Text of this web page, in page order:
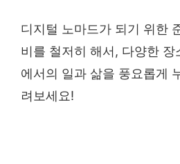
디지털 노마드가 되기 위한
비를 철저히 해서, 다양한 장
에서의 일과 삶을 풍요롭게
려보세요!